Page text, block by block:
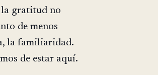
la gratitud no
de menos
la familiaridad.
de estar aquí.